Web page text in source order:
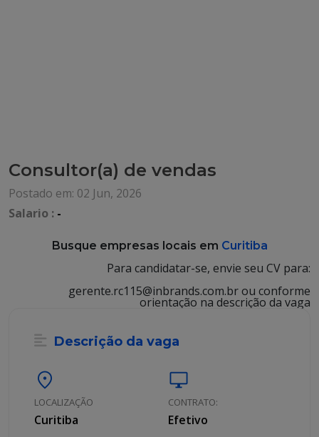
Consultor(a) de vendas
Postado em: 02 Jun, 2026
Salario : -
Busque empresas locais em Curitiba
Para candidatar-se, envie seu CV para:
gerente.rc115@inbrands.com.br ou conforme
orientação na descrição da vaga
Descrição da vaga
location_on
LOCALIZAÇÃO
Curitiba
desktop_windows
CONTRATO:
Efetivo